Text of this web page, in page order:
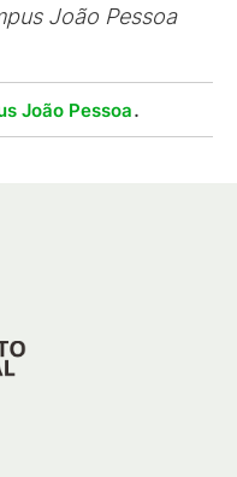
João Pessoa
João Pessoa.